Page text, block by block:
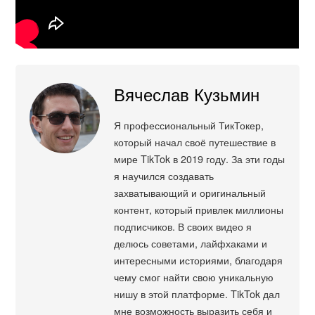
Вячеслав Кузьмин
Я профессиональный ТикТокер,
который начал своё путешествие в
мире TikTok в 2019 году. За эти годы
я научился создавать
захватывающий и оригинальный
контент, который привлек миллионы
подписчиков. В своих видео я
делюсь советами, лайфхаками и
интересными историями, благодаря
чему смог найти свою уникальную
нишу в этой платформе. TikTok дал
мне возможность выразить себя и